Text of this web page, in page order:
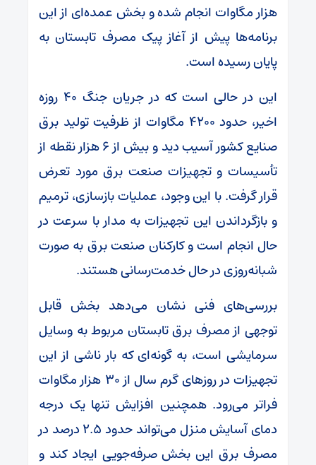
هزار مگاوات انجام شده و بخش عمده‌ای از این
برنامه‌ها پیش از آغاز پیک مصرف تابستان به
پایان رسیده است.
این در حالی است که در جریان جنگ ۴۰ روزه
اخیر، حدود ۴۲۰۰ مگاوات از ظرفیت تولید برق
صنایع کشور آسیب دید و بیش از ۶ هزار نقطه از
تأسیسات و تجهیزات صنعت برق مورد تعرض
قرار گرفت. با این وجود، عملیات بازسازی، ترمیم
و بازگرداندن این تجهیزات به مدار با سرعت در
حال انجام است و کارکنان صنعت برق به صورت
شبانه‌روزی در حال خدمت‌رسانی هستند.
بررسی‌های فنی نشان می‌دهد بخش قابل
توجهی از مصرف برق تابستان مربوط به وسایل
سرمایشی است، به گونه‌ای که بار ناشی از این
تجهیزات در روزهای گرم سال از ۳۰ هزار مگاوات
فراتر می‌رود. همچنین افزایش تنها یک درجه
دمای آسایش منزل می‌تواند حدود ۲.۵ درصد در
مصرف برق این بخش صرفه‌جویی ایجاد کند و